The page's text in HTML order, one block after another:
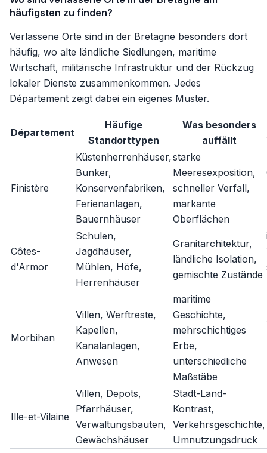
häufigsten zu finden?
Verlassene Orte sind in der Bretagne besonders dort
häufig, wo alte ländliche Siedlungen, maritime
Wirtschaft, militärische Infrastruktur und der Rückzug
lokaler Dienste zusammenkommen. Jedes
Département zeigt dabei ein eigenes Muster.
Département
Häufige
Standorttypen
Was besonders
auffällt
Finistère
Küstenherrenhäuser,
Bunker,
Konservenfabriken,
Ferienanlagen,
Bauernhäuser
starke
Meeresexposition,
schneller Verfall,
markante
Oberflächen
Côtes-
d'Armor
Schulen,
Jagdhäuser,
Mühlen, Höfe,
Herrenhäuser
Granitarchitektur,
ländliche Isolation,
gemischte Zustände
Morbihan
Villen, Werftreste,
Kapellen,
Kanalanlagen,
Anwesen
maritime
Geschichte,
mehrschichtiges
Erbe,
unterschiedliche
Maßstäbe
Ille-et-Vilaine
Villen, Depots,
Pfarrhäuser,
Verwaltungsbauten,
Gewächshäuser
Stadt-Land-
Kontrast,
Verkehrsgeschichte,
Umnutzungsdruck